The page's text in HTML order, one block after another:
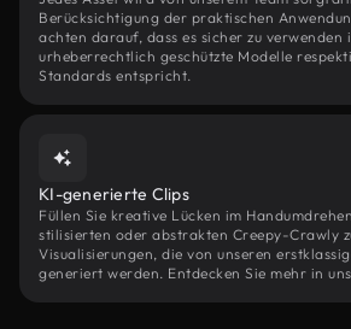
Berücksichtigung der praktischen
achten darauf, dass es sicher zu verwenden
urheberrechtlich geschützte Modelle
Standards entspricht.
KI-generierte Clips
Füllen Sie kreative Lücken im
stilisierten oder abstrakten Creepy-Crawly
Visualisierungen, die von unseren
generiert werden. Entdecken Sie mehr in